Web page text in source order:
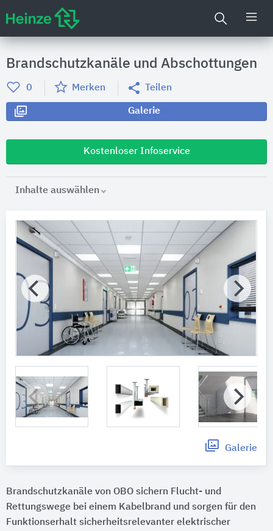
Brandschutzkanäle und Abschottungen
0 Merken Teilen
Galerie
Kostenloser Infoservice
Inhalte auswählen
Galerie
Brandschutzkanäle von OBO sichern Flucht- und
Rettungswege bei einem Kabelbrand und sorgen für den
Funktionserhalt sicherheitsrelevanter elektrischer